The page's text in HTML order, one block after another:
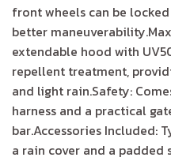
front wheels can be
better
extendable hood with
repellent treatment,
and light rain.Safety:
harness and a practical
bar.Accessories Included:
a rain cover and a padded